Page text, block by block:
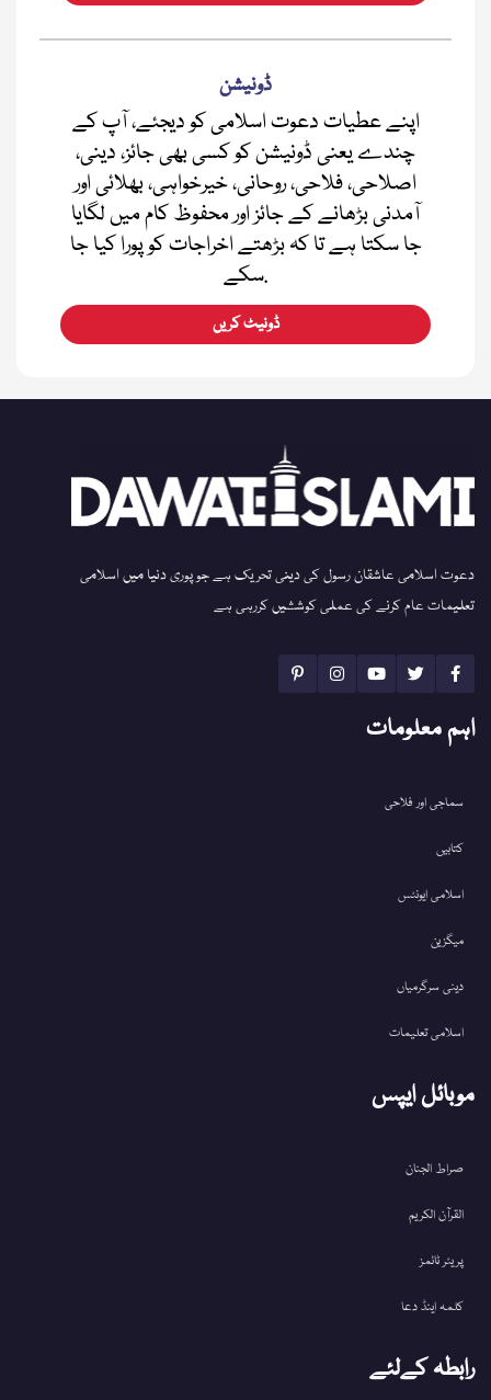
ڈونیشن
اپنے عطیات دعوت اسلامی کو دیجئے، آپ کے
چندے یعنی ڈونیشن کو کسی بھی جائز، دینی،
اصلاحی، فلاحی، روحانی، خیرخواہی، بھلائی اور
آمدنی بڑھانے کے جائز اور محفوظ کام میں لگایا
جا سکتا ہے تا کہ بڑھتے اخراجات کو پورا کیا جا
سکے.
ڈونیٹ کریں
دعوت اسلامی عاشقان رسول کی دینی تحریک ہے جو پوری دنیا میں اسلامی
تعلیمات عام کرنے کی عملی کوششیں کررہی ہے
اہم معلومات
سماجی اور فلاحی
کتابیں
اسلامی ایونٹس
میگزین
دینی سرگرمیاں
اسلامی تعلیمات
موبائل ایپس
صراط الجنان
القرآن الکریم
پریئر ٹائمز
کلمہ اینڈ دعا
رابطہ کےلئے